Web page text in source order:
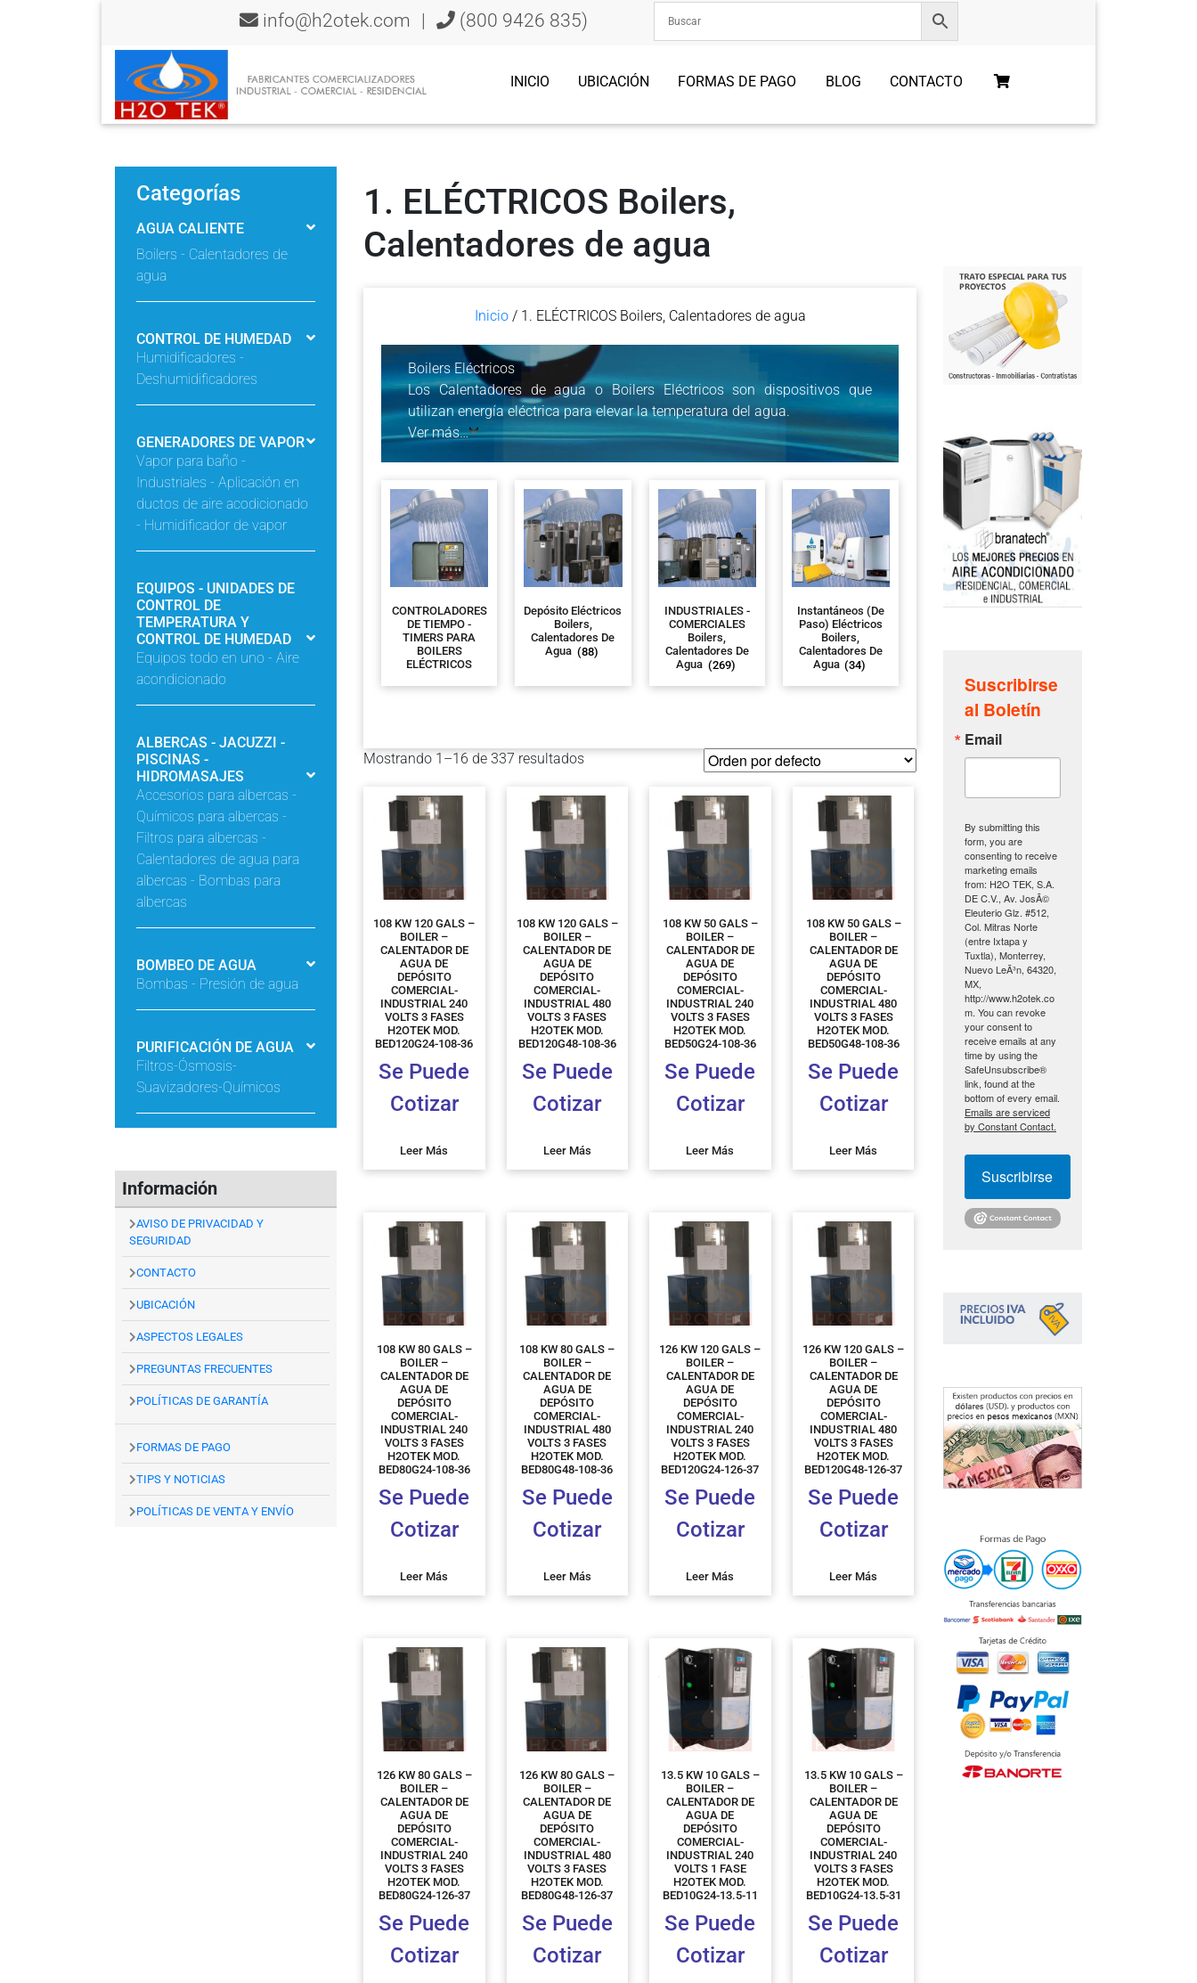
info@h2otek.com | (800 9426 835)
INICIO UBICACIÓN FORMAS DE PAGO BLOG CONTACTO
Categorías
AGUA CALIENTE
Boilers - Calentadores de
agua
CONTROL DE HUMEDAD
Humidificadores -
Deshumidificadores
GENERADORES DE VAPOR
Vapor para baño -
Industriales - Aplicación en
ductos de aire acodicionado
- Humidificador de vapor
EQUIPOS - UNIDADES DE
CONTROL DE
TEMPERATURA Y
CONTROL DE HUMEDAD
Equipos todo en uno - Aire
acondicionado
ALBERCAS - JACUZZI -
PISCINAS -
HIDROMASAJES
Accesorios para albercas -
Químicos para albercas -
Filtros para albercas -
Calentadores de agua para
albercas - Bombas para
albercas
BOMBEO DE AGUA
Bombas - Presión de agua
PURIFICACIÓN DE AGUA
Filtros-Ósmosis-
Suavizadores-Químicos
Información
AVISO DE PRIVACIDAD Y
SEGURIDAD
CONTACTO
UBICACIÓN
ASPECTOS LEGALES
PREGUNTAS FRECUENTES
POLÍTICAS DE GARANTÍA
FORMAS DE PAGO
TIPS Y NOTICIAS
POLÍTICAS DE VENTA Y ENVÍO
1. ELÉCTRICOS Boilers,
Calentadores de agua
Inicio/ 1. ELÉCTRICOS Boilers, Calentadores de agua
Boilers Eléctricos
Los Calentadores de agua o Boilers Eléctricos son dispositivos que
utilizan energía eléctrica para elevar la temperatura del agua.
Ver más…
CONTROLADORES
DE TIEMPO -
TIMERS PARA
BOILERS
ELÉCTRICOS
Depósito Eléctricos
Boilers,
Calentadores De
Agua (88)
INDUSTRIALES -
COMERCIALES
Boilers,
Calentadores De
Agua (269)
Instantáneos (de
Paso) Eléctricos
Boilers,
Calentadores De
Agua (34)
Mostrando 1–16 de 337 resultados
108 KW 120 GALS –
BOILER –
CALENTADOR DE
AGUA DE
DEPÓSITO
COMERCIAL-
INDUSTRIAL 240
VOLTS 3 FASES
H2OTEK MOD.
BED120G24-108-36
Se Puede
Cotizar
Leer Más
108 KW 120 GALS –
BOILER –
CALENTADOR DE
AGUA DE
DEPÓSITO
COMERCIAL-
INDUSTRIAL 480
VOLTS 3 FASES
H2OTEK MOD.
BED120G48-108-36
Se Puede
Cotizar
Leer Más
108 KW 50 GALS –
BOILER –
CALENTADOR DE
AGUA DE
DEPÓSITO
COMERCIAL-
INDUSTRIAL 240
VOLTS 3 FASES
H2OTEK MOD.
BED50G24-108-36
Se Puede
Cotizar
Leer Más
108 KW 50 GALS –
BOILER –
CALENTADOR DE
AGUA DE
DEPÓSITO
COMERCIAL-
INDUSTRIAL 480
VOLTS 3 FASES
H2OTEK MOD.
BED50G48-108-36
Se Puede
Cotizar
Leer Más
108 KW 80 GALS –
BOILER –
CALENTADOR DE
AGUA DE
DEPÓSITO
COMERCIAL-
INDUSTRIAL 240
VOLTS 3 FASES
H2OTEK MOD.
BED80G24-108-36
Se Puede
Cotizar
Leer Más
108 KW 80 GALS –
BOILER –
CALENTADOR DE
AGUA DE
DEPÓSITO
COMERCIAL-
INDUSTRIAL 480
VOLTS 3 FASES
H2OTEK MOD.
BED80G48-108-36
Se Puede
Cotizar
Leer Más
126 KW 120 GALS –
BOILER –
CALENTADOR DE
AGUA DE
DEPÓSITO
COMERCIAL-
INDUSTRIAL 240
VOLTS 3 FASES
H2OTEK MOD.
BED120G24-126-37
Se Puede
Cotizar
Leer Más
126 KW 120 GALS –
BOILER –
CALENTADOR DE
AGUA DE
DEPÓSITO
COMERCIAL-
INDUSTRIAL 480
VOLTS 3 FASES
H2OTEK MOD.
BED120G48-126-37
Se Puede
Cotizar
Leer Más
126 KW 80 GALS –
BOILER –
CALENTADOR DE
AGUA DE
DEPÓSITO
COMERCIAL-
INDUSTRIAL 240
VOLTS 3 FASES
H2OTEK MOD.
BED80G24-126-37
Se Puede
Cotizar
126 KW 80 GALS –
BOILER –
CALENTADOR DE
AGUA DE
DEPÓSITO
COMERCIAL-
INDUSTRIAL 480
VOLTS 3 FASES
H2OTEK MOD.
BED80G48-126-37
Se Puede
Cotizar
13.5 KW 10 GALS –
BOILER –
CALENTADOR DE
AGUA DE
DEPÓSITO
COMERCIAL-
INDUSTRIAL 240
VOLTS 1 FASE
H2OTEK MOD.
BED10G24-13.5-11
Se Puede
Cotizar
13.5 KW 10 GALS –
BOILER –
CALENTADOR DE
AGUA DE
DEPÓSITO
COMERCIAL-
INDUSTRIAL 240
VOLTS 3 FASES
H2OTEK MOD.
BED10G24-13.5-31
Se Puede
Cotizar
Suscribirse
al Boletín
Email
By submitting this
form, you are
consenting to receive
marketing emails
from: H2O TEK, S.A.
DE C.V., Av. JosÃ©
Eleuterio Glz. #512,
Col. Mitras Norte
(entre Ixtapa y
Tuxtla), Monterrey,
Nuevo LeÃ³n, 64320,
MX,
http://www.h2otek.co
m. You can revoke
your consent to
receive emails at any
time by using the
SafeUnsubscribe®
link, found at the
bottom of every email.
Emails are serviced
by Constant Contact.
Suscribirse